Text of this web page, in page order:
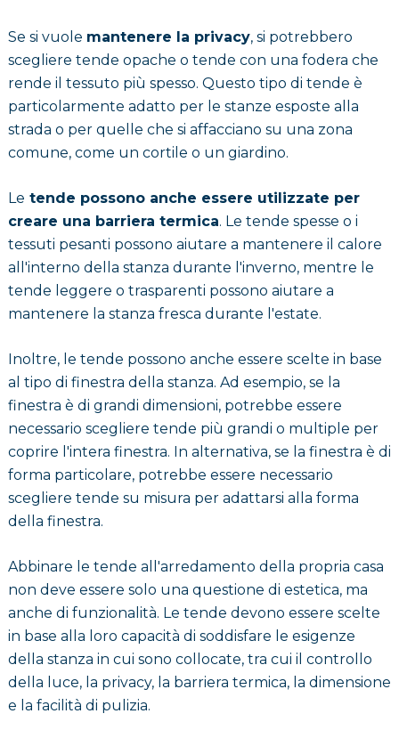
Se si vuole mantenere la privacy, si potrebbero
scegliere tende opache o tende con una fodera che
rende il tessuto più spesso. Questo tipo di tende è
particolarmente adatto per le stanze esposte alla
strada o per quelle che si affacciano su una zona
comune, come un cortile o un giardino.
Le tende possono anche essere utilizzate per
creare una barriera termica. Le tende spesse o i
tessuti pesanti possono aiutare a mantenere il calore
all'interno della stanza durante l'inverno, mentre le
tende leggere o trasparenti possono aiutare a
mantenere la stanza fresca durante l'estate.
Inoltre, le tende possono anche essere scelte in base
al tipo di finestra della stanza. Ad esempio, se la
finestra è di grandi dimensioni, potrebbe essere
necessario scegliere tende più grandi o multiple per
coprire l'intera finestra. In alternativa, se la finestra è di
forma particolare, potrebbe essere necessario
scegliere tende su misura per adattarsi alla forma
della finestra.
Abbinare le tende all'arredamento della propria casa
non deve essere solo una questione di estetica, ma
anche di funzionalità. Le tende devono essere scelte
in base alla loro capacità di soddisfare le esigenze
della stanza in cui sono collocate, tra cui il controllo
della luce, la privacy, la barriera termica, la dimensione
e la facilità di pulizia.